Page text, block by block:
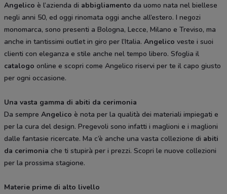
Angelico è l’azienda di abbigliamento da uomo nata nel biellese
negli anni 50, ed oggi rinomata oggi anche all’estero. I negozi
monomarca, sono presenti a Bologna, Lecce, Milano e Treviso, ma
anche in tantissimi outlet in giro per l’Italia. Angelico veste i suoi
clienti con eleganza e stile anche nel tempo libero. Sfoglia il
catalogo online e scopri come Angelico riservi per te il capo giusto
per ogni occasione.
Una vasta gamma di abiti da cerimonia
Da sempre Angelico è nota per la qualità dei materiali impiegati e
per la cura del design. Pregevoli sono infatti i maglioni e i maglioni
dalle fantasie ricercate. Ma c’è anche una vasta collezione di abiti
da cerimonia che ti stupirà per i prezzi. Scopri le nuove collezioni
per la prossima stagione.
Materie prime di alto livello